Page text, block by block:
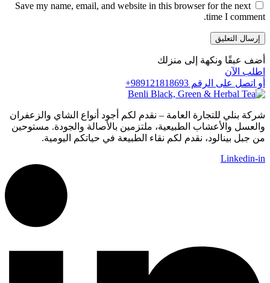
Save my name, email, and website in this browser for the next
time I comment.
أضف عبقًا ونكهة إلى منزلك
اطلب الآن
أو اتصل على الرقم 989121818693+
شركة بنلي للتجارة العامة – نقدم لكم أجود أنواع الشاي والزعفران
والعسل والأعشاب الطبيعية، ملتزمين بالأصالة والجودة. مستوحين
من جبل بينالود، نقدم لكم نقاء الطبيعة في حياتكم اليومية.
Linkedin-in